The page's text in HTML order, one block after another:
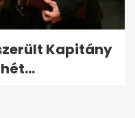
Kapitány